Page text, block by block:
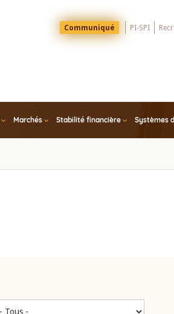
Menu
Top
Communiqué PI-SPI
Marchés Stabilité financière Systèmes